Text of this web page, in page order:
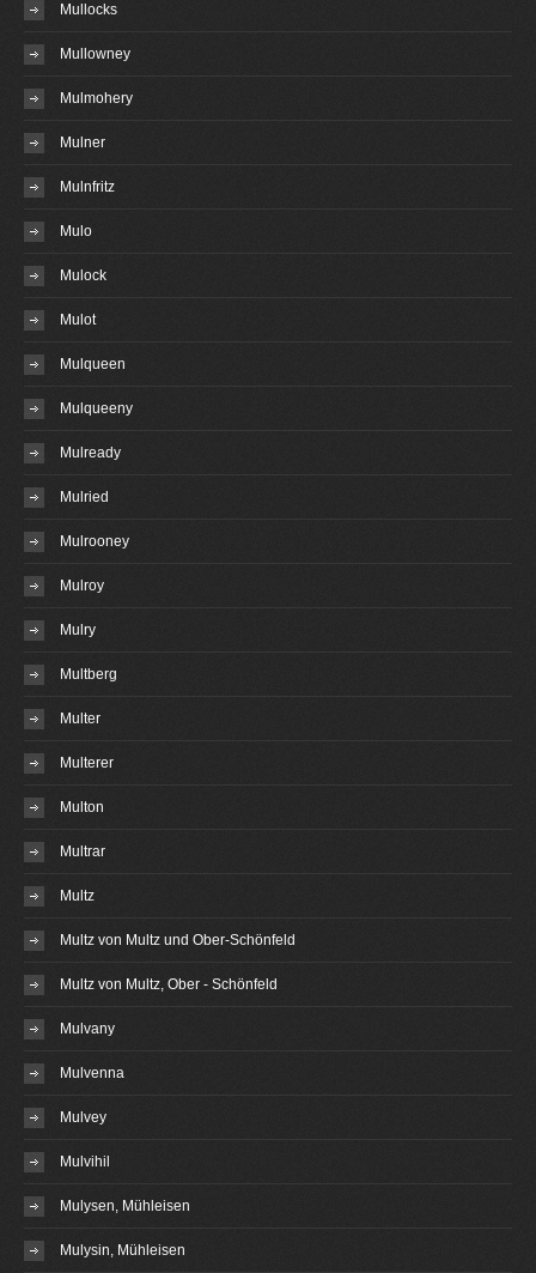
Mullocks
Mullowney
Mulmohery
Mulner
Mulnfritz
Mulo
Mulock
Mulot
Mulqueen
Mulqueeny
Mulready
Mulried
Mulrooney
Mulroy
Mulry
Multberg
Multer
Multerer
Multon
Multrar
Multz
Multz von Multz und Ober-Schönfeld
Multz von Multz, Ober - Schönfeld
Mulvany
Mulvenna
Mulvey
Mulvihil
Mulysen, Mühleisen
Mulysin, Mühleisen